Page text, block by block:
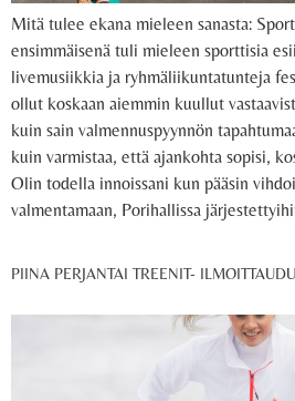
Mitä tulee ekana mieleen sanasta:
ensimmäisenä tuli mieleen sporttisia
livemusiikkia ja ryhmäliikuntatunteja
ollut koskaan aiemmin kuullut
kuin sain valmennuspyynnön
kuin varmistaa, että ajankohta sopisi,
Olin todella innoissani kun pääsin
valmentamaan, Porihallissa
PIINA PERJANTAI TREENIT-